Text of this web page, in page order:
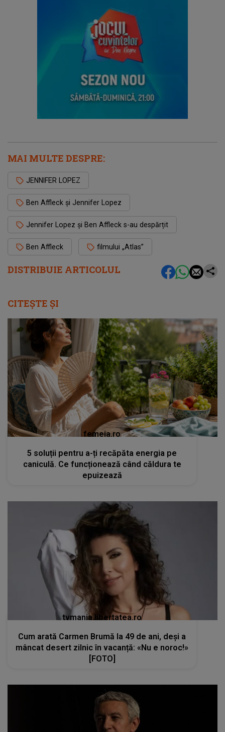
DISTRIBUIE ARTICOLUL
MAI MULTE DESPRE:
JENNIFER LOPEZ
Ben Affleck și Jennifer Lopez
Jennifer Lopez și Ben Affleck s-au despărțit
Ben Affleck filmului „Atlas”
CITEȘTE ȘI
femeia.ro
5 soluții pentru a-ți recăpăta energia pe
caniculă. Ce funcționează când căldura te
epuizează
tvmania.libertatea.ro
Cum arată Carmen Brumă la 49 de ani, deși a
mâncat desert zilnic în vacanță: «Nu e noroc!»
[FOTO]